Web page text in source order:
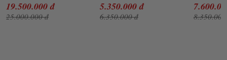
Automatic
T006.407.11.053.00
Màu Bạc
19.500.000 đ
25.000.000 đ
Automatic Cho Nam
5.350.000 đ
6.350.000 đ
Đen Bạc